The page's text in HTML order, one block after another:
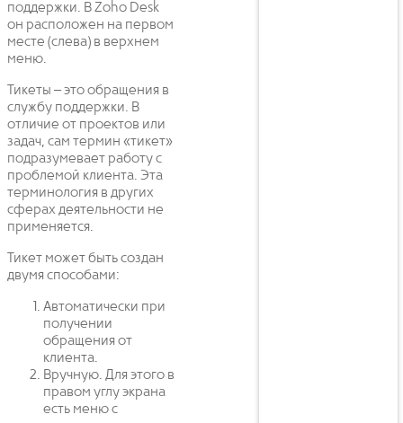
поддержки. В Zoho Desk
он расположен на первом
месте (слева) в верхнем
меню.
Тикеты – это обращения в
службу поддержки. В
отличие от проектов или
задач, сам термин «тикет»
подразумевает работу с
проблемой клиента. Эта
терминология в других
сферах деятельности не
применяется.
Тикет может быть создан
двумя способами:
Автоматически при
получении
обращения от
клиента.
Вручную. Для этого в
правом углу экрана
есть меню с